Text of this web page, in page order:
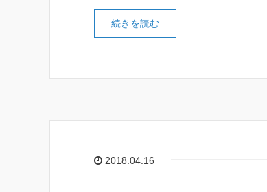
続きを読む
2018.04.16